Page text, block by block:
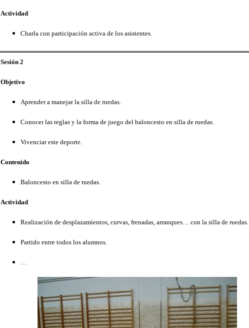
Actividad
Charla con participación activa de los asistentes.
Sesión 2
Objetivo
Aprender a manejar la silla de ruedas.
Conocer las reglas y la forma de juego del baloncesto en silla de ruedas.
Vivenciar este deporte.
Contenido
Baloncesto en silla de ruedas.
Actividad
Realización de desplazamientos, curvas, frenadas, arranques… con la silla de ruedas.
Partido entre todos los alumnos.
…